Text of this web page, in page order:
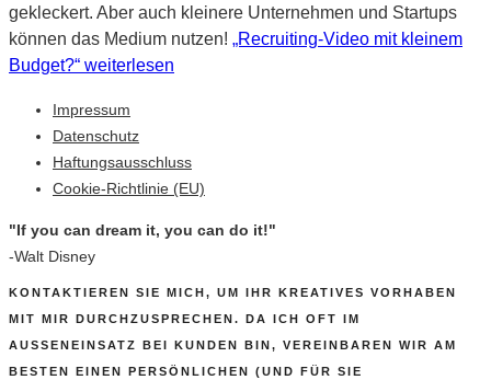
gekleckert. Aber auch kleinere Unternehmen und Startups
können das Medium nutzen! „Recruiting-Video mit kleinem
Budget?“ weiterlesen
Impressum
Datenschutz
Haftungsausschluss
Cookie-Richtlinie (EU)
"If you can dream it, you can do it!"
-Walt Disney
KONTAKTIEREN SIE MICH, UM IHR KREATIVES VORHABEN
MIT MIR DURCHZUSPRECHEN. DA ICH OFT IM
AUSSENEINSATZ BEI KUNDEN BIN, VEREINBAREN WIR AM B
ESTEN EINEN PERSÖNLICHEN (UND FÜR SIE S